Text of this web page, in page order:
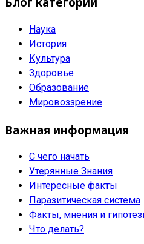
Наука
История
Культура
Здоровье
Образование
Мировоззрение
Важная информация
С чего начать
Утерянные Знания
Интересные факты
Паразитическая система
Факты, мнения и
Что делать?